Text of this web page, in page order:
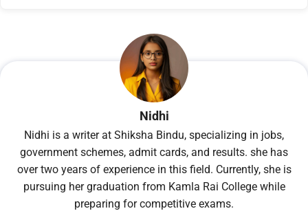
Nidhi
Nidhi is a writer at Shiksha Bindu, specializing in jobs,
government schemes, admit cards, and results. she has
over two years of experience in this field. Currently, she is
pursuing her graduation from Kamla Rai College while
preparing for competitive exams.